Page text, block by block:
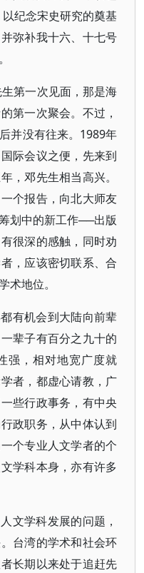
纪念宋史研究的奠基
弥补我十六、十七号
第一次见面，那是海
第一次聚会。不过，
并没有往来。1989年
际会议之便，先来到
，邓先生相当高兴。
个报告，向北大师友
划中的新工作──出版
很深的感触，同时劝
，应该密切联系、合
术地位。
有机会到大陆向前辈
辈子有百分之九十的
强，相对地宽广度就
者，都虚心请教，广
些行政事务，有中央
政职务，从中体认到
个专业人文学者的个
学科本身，亦有许多
文学科发展的问题，
台湾的学术和社会环
长期以来处于追赶先